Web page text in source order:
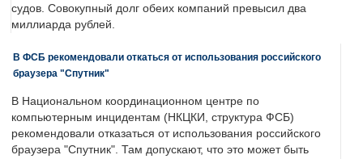
судов. Совокупный долг обеих компаний превысил два
миллиарда рублей.
В ФСБ рекомендовали откаться от использования российского
браузера "Спутник"
В Национальном координационном центре по
компьютерным инцидентам (НКЦКИ, структура ФСБ)
рекомендовали отказаться от использования российского
браузера "Спутник". Там допускают, что это может быть